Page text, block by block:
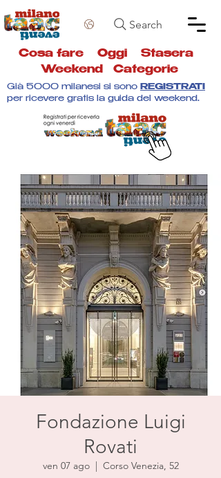
Search
Cosa fare Oggi Stasera
Weekend
Categorie
Già 5000 milanesi si sono REGISTRATI
per ricevere gratis la guida del weekend.
Fondazione Luigi
Rovati
ven 07 ago
  |
Corso Venezia, 52